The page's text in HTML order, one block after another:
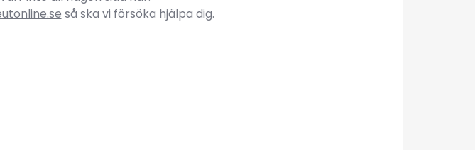
så ska vi försöka hjälpa dig.